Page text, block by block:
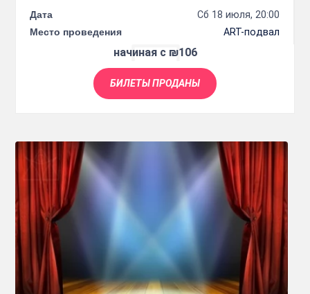
Дата
Сб 18 июля, 20:00
Место проведения
ART-подвал
начиная с ₪106
БИЛЕТЫ ПРОДАНЫ